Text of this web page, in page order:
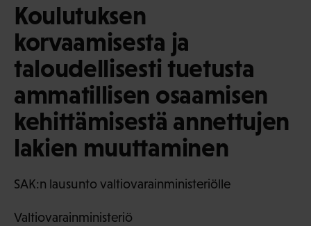
Koulutuksen
korvaamisesta ja
taloudellisesti tuetusta
ammatillisen osaamisen
kehittämisestä annettujen
lakien muuttaminen
SAK:n lausunto valtiovarainministeriölle
Valtiovarainministeriö